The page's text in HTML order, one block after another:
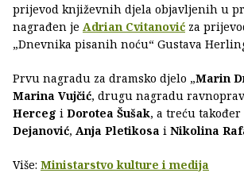
prijevod književnih djela objavljenih u
nagrađen je Adrian Cvitanović za
„Dnevnika pisanih noću“ Gustava
Prvu nagradu za dramsko djelo „Marin
Marina Vujčić, drugu nagradu
Herceg i Dorotea Šušak, a treću
Dejanović, Anja Pletikosa i Nikolina
Više: Ministarstvo kulture i medija